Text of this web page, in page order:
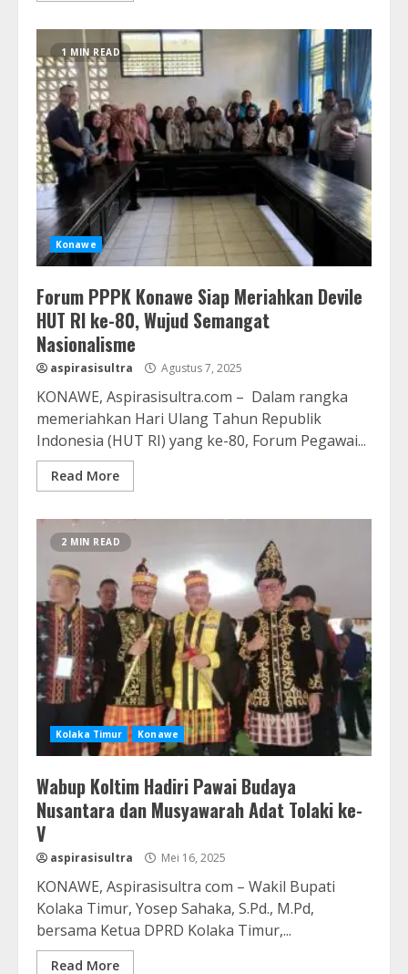
1 MIN READ
Konawe
Forum PPPK Konawe Siap Meriahkan Devile
HUT RI ke-80, Wujud Semangat
Nasionalisme
aspirasisultra Agustus 7, 2025
KONAWE, Aspirasisultra.com – Dalam rangka
memeriahkan Hari Ulang Tahun Republik
Indonesia (HUT RI) yang ke-80, Forum Pegawai...
Read More
2 MIN READ
Kolaka Timur Konawe
Wabup Koltim Hadiri Pawai Budaya
Nusantara dan Musyawarah Adat Tolaki ke-
V
aspirasisultra Mei 16, 2025
KONAWE, Aspirasisultra com – Wakil Bupati
Kolaka Timur, Yosep Sahaka, S.Pd., M.Pd,
bersama Ketua DPRD Kolaka Timur,...
Read More